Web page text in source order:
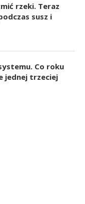
rzeki. Teraz
susz i
Co roku
jednej trzeciej